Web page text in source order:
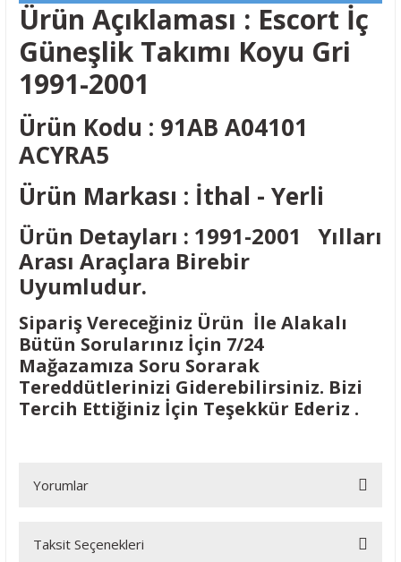
Ürün Açıklaması : Escort İç
Güneşlik Takımı Koyu Gri
1991-2001
Ürün Kodu : 91AB A04101
ACYRA5
Ürün Markası : İthal - Yerli
Ürün Detayları : 1991-2001 Yılları
Arası Araçlara Birebir
Uyumludur.
Sipariş Vereceğiniz Ürün İle Alakalı
Bütün Sorularınız İçin 7/24
Mağazamıza Soru Sorarak
Tereddütlerinizi Giderebilirsiniz. Bizi
Tercih Ettiğiniz İçin Teşekkür Ederiz .
Yorumlar
Bu ürüne ilk yorumu siz yapın!
Taksit Seçenekleri